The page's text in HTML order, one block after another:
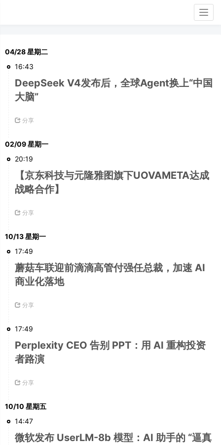
04/28 星期二
16:43
DeepSeek V4发布后，全球Agent换上“中国
大脑”
分享
02/09 星期一
20:19
【京东科技与元隆雅图旗下UOVAMETA达成
战略合作】
分享
10/13 星期一
17:49
蘑菇车联迎前滴滴高管付强任总裁，加速 AI
商业化落地
分享
17:49
Perplexity CEO 告别 PPT：用 AI 重构投资
者路演
分享
10/10 星期五
14:47
微软发布 UserLM-8b 模型：AI 助手的 “逼真